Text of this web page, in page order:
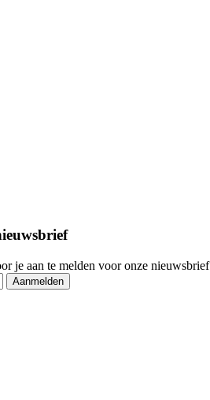
je aan te melden voor onze nieuwsbrief
Aanmelden